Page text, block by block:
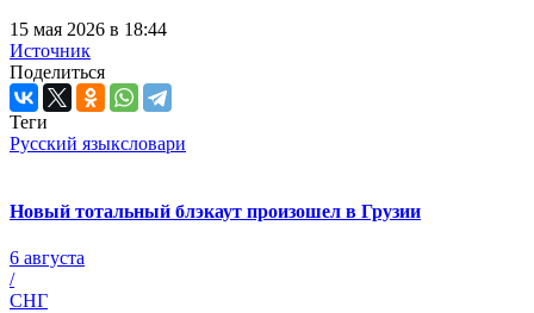
15 мая 2026 в 18:44
Источник
Поделиться
Теги
Русский языксловари
Новый тотальный блэкаут произошел в Грузии
6 августа
/
СНГ